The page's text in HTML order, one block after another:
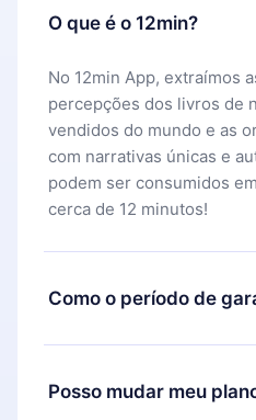
O que é o 12min?
No 12min App, extraímos
percepções dos livros de
vendidos do mundo e as
com narrativas únicas e
podem ser consumidos
cerca de 12 minutos!
Como o período de
Você pode baixar nosso
aproveitar nossa
não ficar satisfeito com
Posso mudar meu